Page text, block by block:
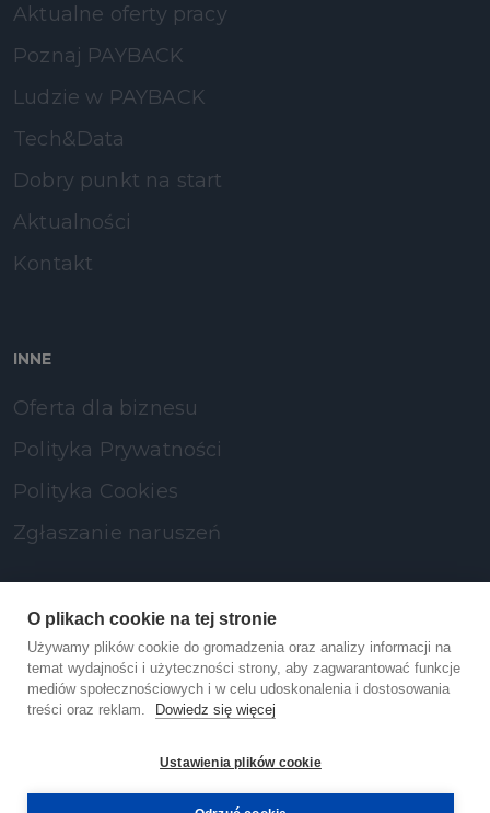
Aktualne oferty pracy
Poznaj PAYBACK
Ludzie w PAYBACK
Tech&Data
Dobry punkt na start
Aktualności
Kontakt
INNE
Oferta dla biznesu
Polityka Prywatności
Polityka Cookies
Zgłaszanie naruszeń
LinkedIn
Facebook
O plikach cookie na tej stronie
Używamy plików cookie do gromadzenia oraz analizy informacji na
temat wydajności i użyteczności strony, aby zagwarantować funkcje
mediów społecznościowych i w celu udoskonalenia i dostosowania
treści oraz reklam.
Dowiedz się więcej
Ustawienia plików cookie